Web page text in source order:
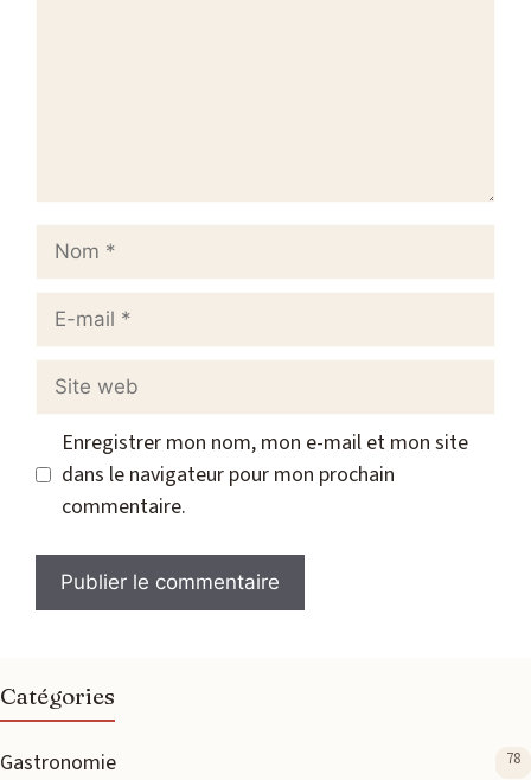
Nom
Site
Enregistrer mon nom, mon e-mail et mon site
dans le navigateur pour mon prochain
commentaire.
Catégories
Gastronomie 78